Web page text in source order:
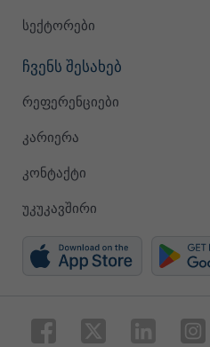
სექტორები
ჩვენს შესახებ
რეფერენციები
კარიერა
კონტაქტი
უკუკავშირი